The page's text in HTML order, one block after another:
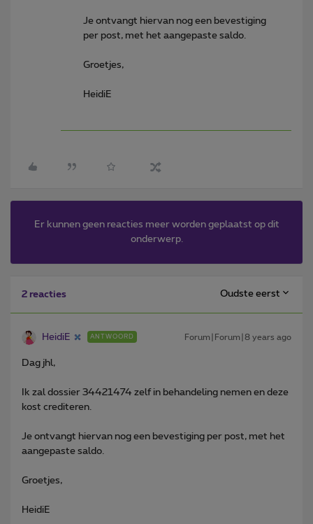
Je ontvangt hiervan nog een bevestiging
per post, met het aangepaste saldo.
Groetjes,
HeidiE
Er kunnen geen reacties meer worden geplaatst op dit
onderwerp.
2 reacties Oudste eerst
HeidiE ANTWOORD Forum|Forum|8 years ago
Dag jhl,
Ik zal dossier 34421474 zelf in behandeling nemen en deze
kost crediteren.
Je ontvangt hiervan nog een bevestiging per post, met het
aangepaste saldo.
Groetjes,
HeidiE